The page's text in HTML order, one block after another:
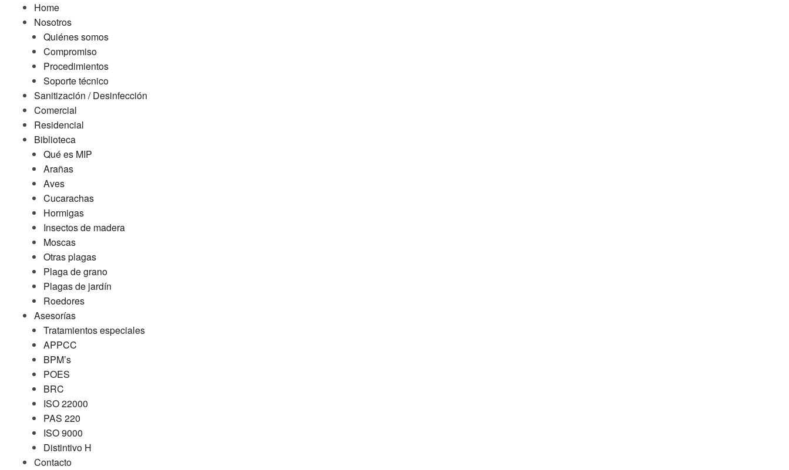
Home
Nosotros
Quiénes somos
Compromiso
Procedimientos
Soporte técnico
Sanitización / Desinfección
Comercial
Residencial
Biblioteca
Qué es MIP
Arañas
Aves
Cucarachas
Hormigas
Insectos de madera
Moscas
Otras plagas
Plaga de grano
Plagas de jardín
Roedores
Asesorías
Tratamientos especiales
APPCC
BPM’s
POES
BRC
ISO 22000
PAS 220
ISO 9000
Distintivo H
Contacto